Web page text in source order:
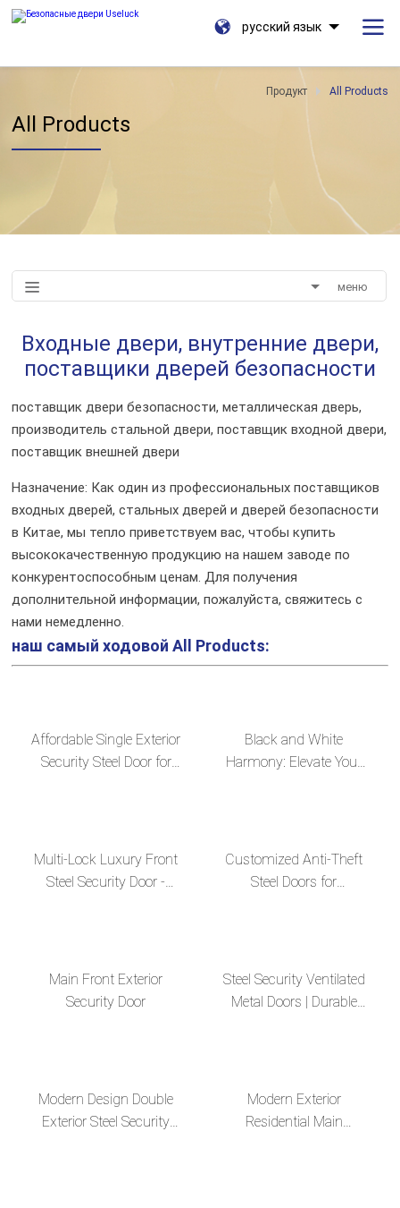
русский язык
Продукт All Products
All Products
меню
Входные двери, внутренние двери,
поставщики дверей безопасности
поставщик двери безопасности, металлическая дверь,
производитель стальной двери, поставщик входной двери,
поставщик внешней двери
Назначение: Как один из профессиональных поставщиков
входных дверей, стальных дверей и дверей безопасности
в Китае, мы тепло приветствуем вас, чтобы купить
высококачественную продукцию на нашем заводе по
конкурентоспособным ценам. Для получения
дополнительной информации, пожалуйста, свяжитесь с
нами немедленно.
наш самый ходовой All Products:
Affordable Single Exterior
Security Steel Door for
Black and White
Harmony: Elevate Your
Multi-Lock Luxury Front
Steel Security Door -
Customized Anti-Theft
Steel Doors for
Main Front Exterior
Security Door
Steel Security Ventilated
Metal Doors | Durable
Modern Design Double
Exterior Steel Security
Modern Exterior
Residential Main